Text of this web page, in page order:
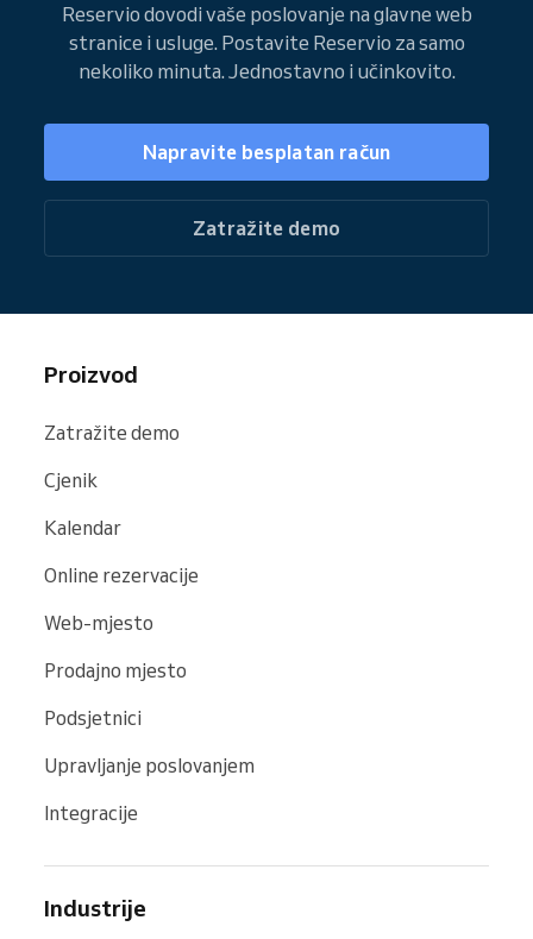
Reservio dovodi vaše poslovanje na glavne web
stranice i usluge. Postavite Reservio za samo
nekoliko minuta. Jednostavno i učinkovito.
Napravite besplatan račun
Zatražite demo
Proizvod
Zatražite demo
Cjenik
Kalendar
Online rezervacije
Web-mjesto
Prodajno mjesto
Podsjetnici
Upravljanje poslovanjem
Integracije
Industrije